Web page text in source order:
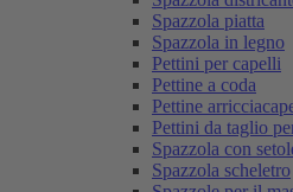
Spazzola piatta
Spazzola in legno
Pettini per capelli
Pettine a coda
Pettine
Pettini da taglio
Spazzola con
Spazzola scheletro